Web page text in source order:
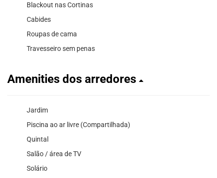
Blackout nas Cortinas
Cabides
Roupas de cama
Travesseiro sem penas
Amenities dos arredores
Jardim
Piscina ao ar livre (Compartilhada)
Quintal
Salão / área de TV
Solário